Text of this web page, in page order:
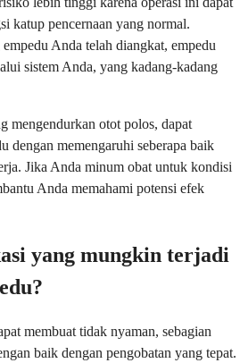
katup pencernaan yang normal.
Anda telah diangkat, empedu
sistem Anda, yang kadang-kadang
mengendurkan otot polos, dapat
dengan memengaruhi seberapa baik
Jika Anda minum obat untuk kondisi
Anda memahami potensi efek
yang mungkin terjadi
membuat tidak nyaman, sebagian
baik dengan pengobatan yang tepat.